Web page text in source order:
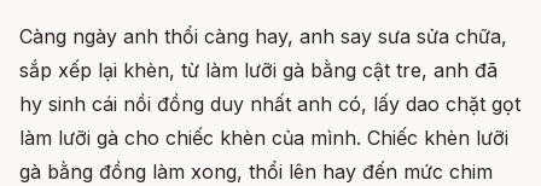
Càng ngày anh thổi càng hay, anh say sưa sửa chữa,
sắp xếp lại khèn, từ làm lưỡi gà bằng cật tre, anh đã
hy sinh cái nồi đồng duy nhất anh có, lấy dao chặt gọt
làm lưỡi gà cho chiếc khèn của mình. Chiếc khèn lưỡi
gà bằng đồng làm xong, thổi lên hay đến mức chim